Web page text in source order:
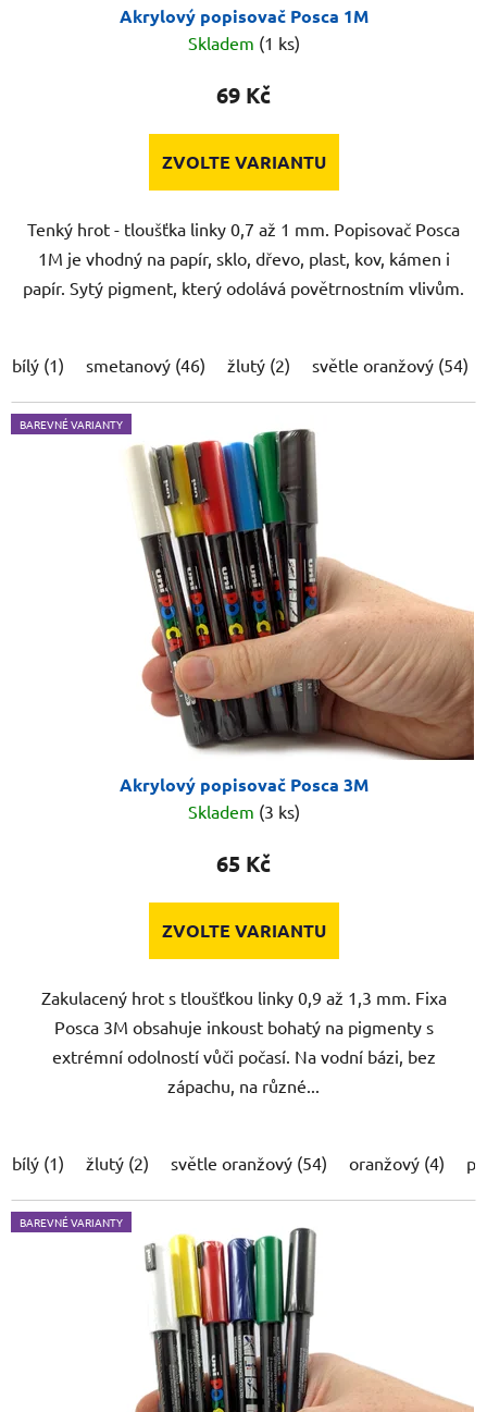
Akrylový popisovač Posca 1M
Skladem (1 ks)
69 Kč
ZVOLTE VARIANTU
Tenký hrot - tloušťka linky 0,7 až 1 mm. Popisovač Posca
1M je vhodný na papír, sklo, dřevo, plast, kov, kámen i
papír. Sytý pigment, který odolává povětrnostním vlivům.
bílý (1) smetanový (46) žlutý (2) světle oranžový (54)
BAREVNÉ VARIANTY
Akrylový popisovač Posca 3M
Skladem (3 ks)
65 Kč
ZVOLTE VARIANTU
Zakulacený hrot s tloušťkou linky 0,9 až 1,3 mm. Fixa
Posca 3M obsahuje inkoust bohatý na pigmenty s
extrémní odolností vůči počasí. Na vodní bázi, bez
zápachu, na různé...
bílý (1) žlutý (2) světle oranžový (54) oranžový (4)
BAREVNÉ VARIANTY